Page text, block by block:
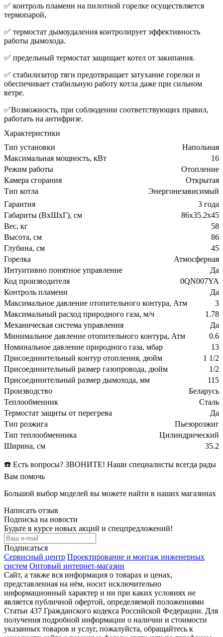
✅ контроль пламени на пилотной горелке осуществляется
термопарой,
✅ термостат дымоудаления контролирует эффективность
работы дымохода.
✅ предельный термостат защищает котел от закипания.
✅ стабилизатор тяги предотвращает затухание горелки и
обеспечивает стабильную работу котла даже при сильном
ветре.
✅Возможность, при соблюдении соответствующих правил,
работать на антифризе.
Характеристики
Тип установки
Напольная
Максимальная мощность, кВт
16
Режим работы
Отопление
Камера сгорания
Открытая
Тип котла
Энергонезависимый
Гарантия
3 года
Габариты (ВхШхГ), см
86х35.2х45
Вес, кг
58
Высота, см
86
Глубина, см
45
Горелка
Атмосферная
Интуитивно понятное управление
Да
Код производителя
0QN007YA
Контроль пламени
Да
Максимальное давление отопительного контура, Атм
3
Максимальный расход природного газа, м/ч
1.78
Механическая система управления
Да
Минимальное давление отопительного контура, Атм
0.6
Номинальное давление природного газа, мбар
13
Присоединительный контур отопления, дюйм
1 1/2
Присоединительный размер газопровода, дюйм
1/2
Присоединительный размер дымохода, мм
115
Производство
Беларусь
Теплообменник
Сталь
Термостат защиты от перегрева
Да
Тип розжига
Пьезорозжиг
Тип теплообменника
Цилиндрический
Ширина, см
35.2
☎️ Есть вопросы? ЗВОНИТЕ! Наши специалисты всегда рады
Вам помочь
Большой выбор моделей вы можете найти в наших магазинах
Написать отзыв
Подписка на новости
Будьте в курсе новых акций и спецпредложений!
Подписаться
Сервисный центр Проектирование и монтаж инженерных
систем Оптовый интернет-магазин
Сайт, а также вся информация о товарах и ценах,
представленная на нём, носит исключительно
информационный характер и ни при каких условиях не
является публичной офертой, определяемой положениями
Статьи 437 Гражданского кодекса Российской Федерации. Для
получения подробной информации о наличии и стоимости
указанных товаров и услуг, пожалуйста, обращайтесь к